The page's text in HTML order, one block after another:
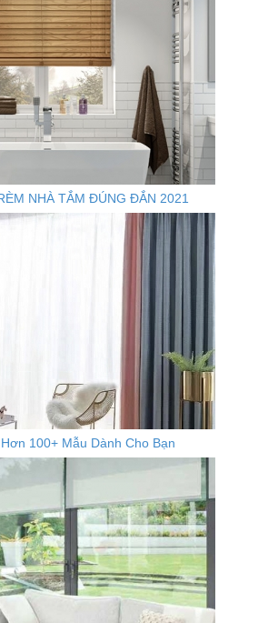
NHÀ TẮM ĐÚNG ĐẮN 2021
100+ Mẫu Dành Cho Bạn